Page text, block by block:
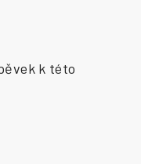
k této